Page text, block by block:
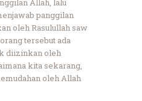
Allah, lalu
panggilan
oleh Rasulullah saw
tersebut ada
diizinkan oleh
kita sekarang,
oleh Allah